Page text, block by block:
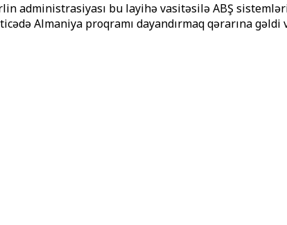
administrasiyası bu layihə vasitəsilə ABŞ
Almaniya proqramı dayandırmaq qərarına